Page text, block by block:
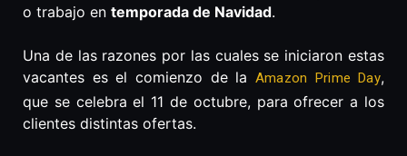
o trabajo en temporada de Navidad.
Una de las razones por las cuales se iniciaron estas
vacantes es el comienzo de la Amazon Prime Day,
que se celebra el 11 de octubre, para ofrecer a los
clientes distintas ofertas.